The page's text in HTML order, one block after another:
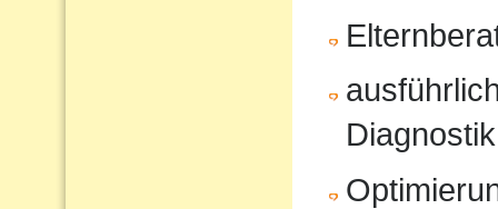
Diagnostik